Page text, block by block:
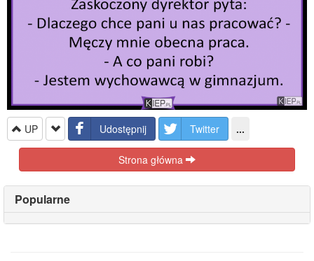
UP Udostępnij Twitter ...
Strona główna
Popularne